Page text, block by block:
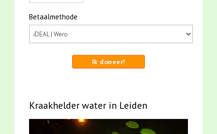
Betaalmethode
Ik doneer!
Kraakhelder water in Leiden